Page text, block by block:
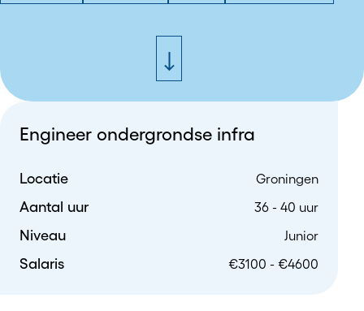
Engineer ondergrondse infra
Locatie Groningen
Aantal uur 36 - 40 uur
Niveau Junior
Salaris €3100 - €4600